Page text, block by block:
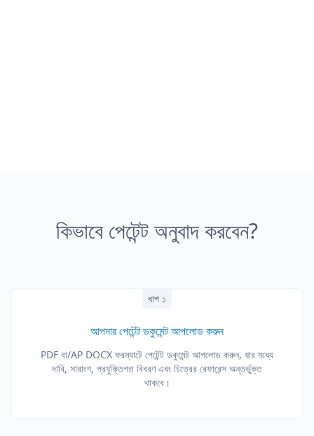
কিভাবে পেটেন্ট অনুবাদ করবেন?
ধাপ ১
আপনার পেটেন্ট ডকুমেন্ট আপলোড করুন
PDF বা/AP DOCX ফরম্যাটে পেটেন্ট ডকুমেন্ট আপলোড করুন, যার মধ্যে
দাবি, সারাংশ, প্রযুক্তিগত বিবরণ এবং চিত্রের রেফারেন্স অন্তর্ভুক্ত
থাকবে।